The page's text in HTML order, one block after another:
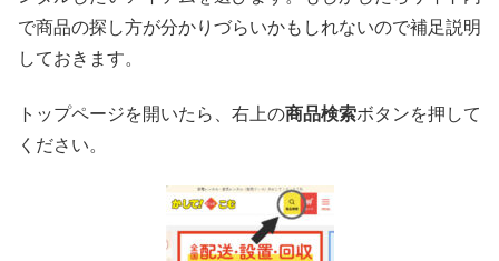
で商品の探し方が分かりづらいかもしれないので補足説明
しておきます。
トップページを開いたら、右上の商品検索ボタンを押して
ください。